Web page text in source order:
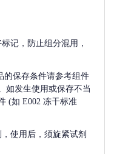
记，防止组分混用，
的保存条件请参考组件
如发生使用或保存不当
(如 E002 冻干标准
使用后，须旋紧试剂